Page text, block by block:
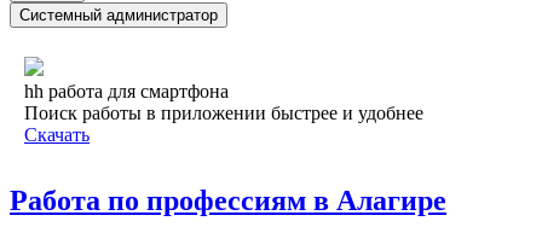
Системный администратор
hh работа для смартфона
Поиск работы в приложении быстрее и удобнее
Скачать
Работа по профессиям в Алагире